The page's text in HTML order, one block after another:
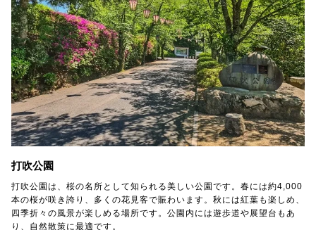
打吹公園
打吹公園は、桜の名所として知られる美しい公園です。春には約4,000
本の桜が咲き誇り、多くの花見客で賑わいます。秋には紅葉も楽しめ、
四季折々の風景が楽しめる場所です。公園内には遊歩道や展望台もあ
り、自然散策に最適です。